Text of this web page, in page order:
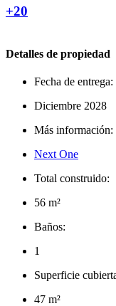
+20
Detalles de propiedad
Fecha de entrega:
Diciembre 2028
Más información:
Next One
Total construido:
56 m²
Baños:
1
Superficie
47 m²